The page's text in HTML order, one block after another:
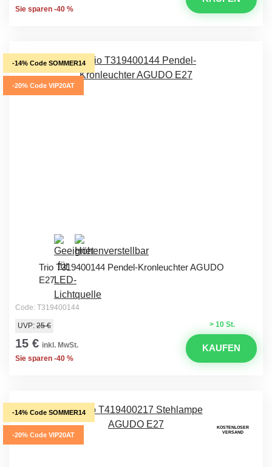
Sie sparen -40 %
-14% Code SOMMER14
-20% Code VIP20AT
Trio T319400144 Pendel-Kronleuchter AGUDO
E27
Code: T319400144
> 10 St.
UVP: 25 €
15 € inkl. MwSt.
Sie sparen -40 %
KAUFEN
-14% Code SOMMER14
-20% Code VIP20AT
KOSTENLOSER
VERSAND